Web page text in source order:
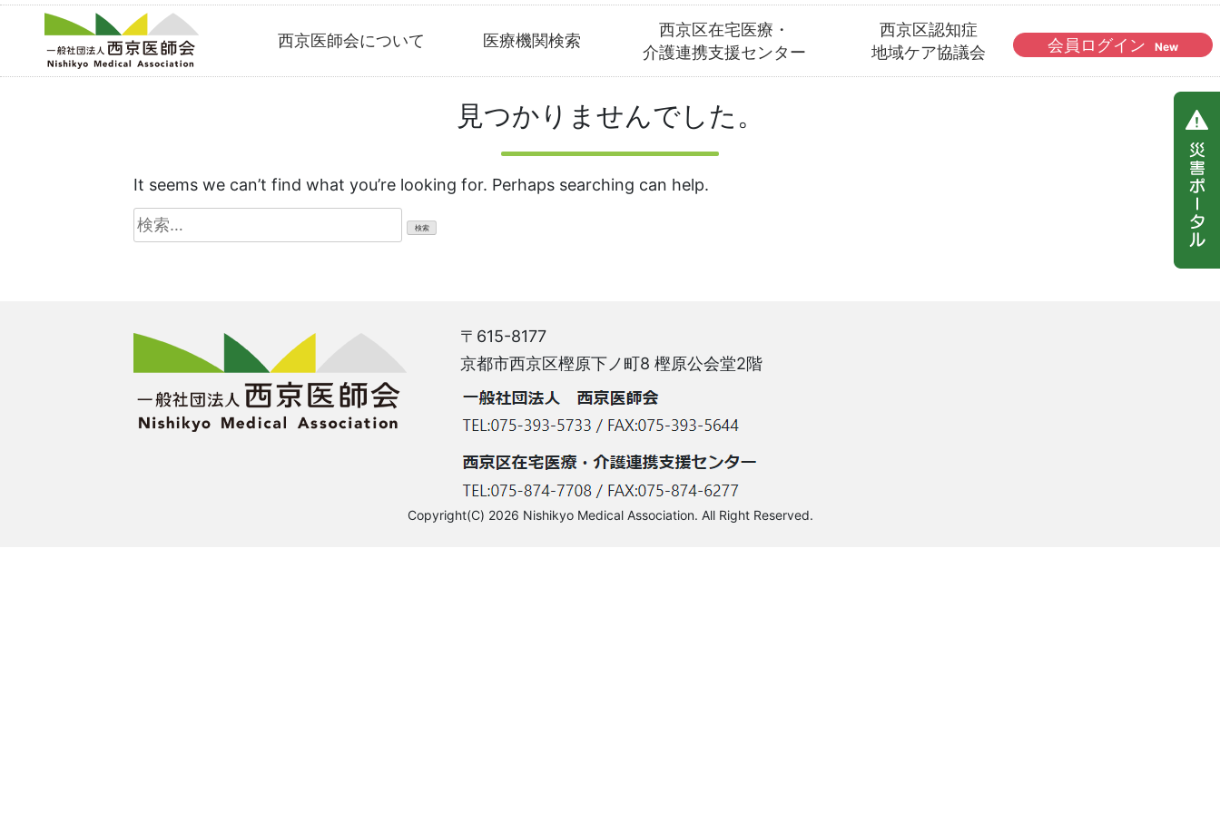
content
西京医師会について 医療機関検索
西京区在宅医療・
介護連携支援センター
西京区認知症
地域ケア協議会
会員ログイン New
見つかりませんでした。
It seems we can’t find what you’re looking for. Perhaps searching can help.
検
索:
〒615-8177
京都市西京区樫原下ノ町8 樫原公会堂2階
Copyright(C) 2026 Nishikyo Medical Association. All Right Reserved.